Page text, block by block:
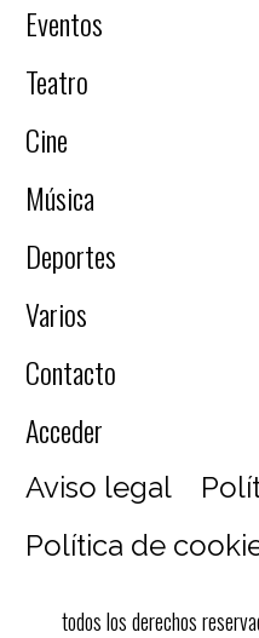
Eventos
Teatro
Cine
Música
Deportes
Varios
Contacto
Acceder
Aviso legal
Política de
todos los derechos